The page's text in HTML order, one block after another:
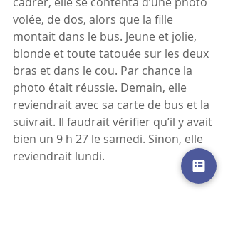
volée, de dos, alors que la fille
montait dans le bus. Jeune et jolie,
blonde et toute tatouée sur les deux
bras et dans le cou. Par chance la
photo était réussie. Demain, elle
reviendrait avec sa carte de bus et la
suivrait. Il faudrait vérifier qu’il y avait
bien un 9 h 27 le samedi. Sinon, elle
reviendrait lundi.